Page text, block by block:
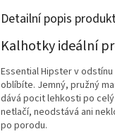
Detailní popis
Kalhotky ideální
Essential Hipster v
oblíbíte. Jemný, pružný
dává pocit lehkosti po
netlačí, neodstává ani
po porodu.